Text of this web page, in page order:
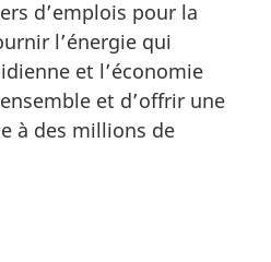
d’emplois pour la
l’énergie qui
et l’économie
et d’offrir une
à des millions de